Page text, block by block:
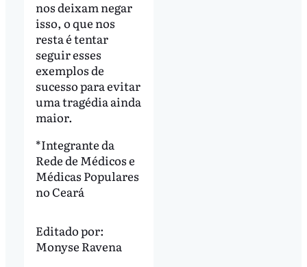
nos deixam negar
isso, o que nos
resta é tentar
seguir esses
exemplos de
sucesso para evitar
uma tragédia ainda
maior.
*Integrante da
Rede de Médicos e
Médicas Populares
no Ceará
Editado por:
Monyse Ravena